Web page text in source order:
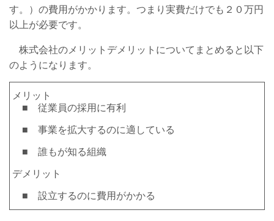
す。）の費用がかかります。つまり実費だけでも２０万円
以上が必要です。
株式会社のメリットデメリットについてまとめると以下
のようになります。
メリット
■ 従業員の採用に有利
■ 事業を拡大するのに適している
■ 誰もが知る組織
デメリット
■ 設立するのに費用がかかる